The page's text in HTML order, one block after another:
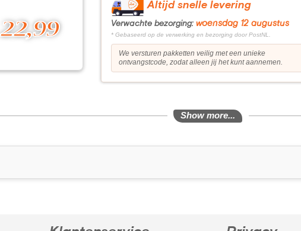
22,99
Altijd snelle levering
Verwachte bezorging: woensdag 12 augustus
* Gebaseerd op de verwerking en bezorging door PostNL.
We versturen pakketten veilig met een unieke
ontvangstcode, zodat alleen jij het kunt aannemen.
Show more...